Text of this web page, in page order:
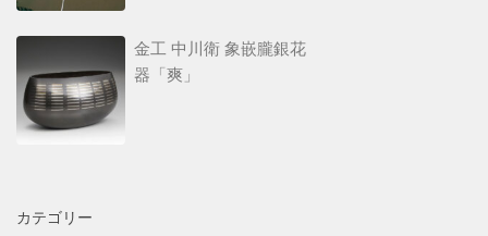
金工 中川衛 象嵌朧銀花
器「爽」
カテゴリー